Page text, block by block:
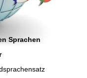
Sprachen